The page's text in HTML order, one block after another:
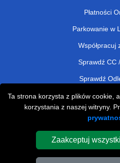
Ta strona korzysta z plików cookie,
korzystania z naszej witryny.
Zaakceptuj
Płatności
Parkowanie w
Współpracuj
Sprawdź CC
Sprawdź
Man and Van